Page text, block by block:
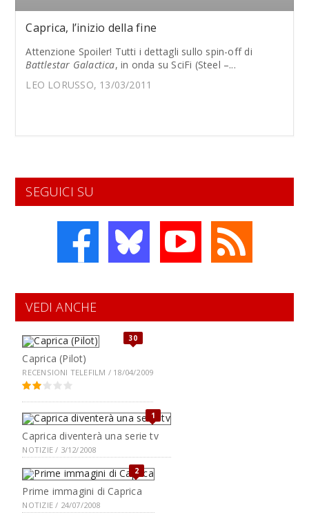
Caprica, l’inizio della fine
Attenzione Spoiler! Tutti i dettagli sullo spin-off di
Battlestar Galactica, in onda su SciFi (Steel –...
LEO LORUSSO, 13/03/2011
SEGUICI SU
VEDI ANCHE
30
Caprica (Pilot)
RECENSIONI TELEFILM / 18/04/2009
1
Caprica diventerà una serie tv
NOTIZIE / 3/12/2008
2
Prime immagini di Caprica
NOTIZIE / 24/07/2008